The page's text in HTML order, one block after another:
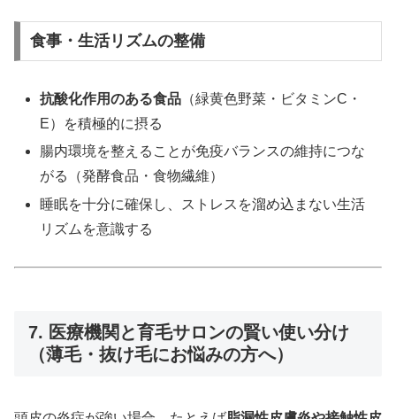
食事・生活リズムの整備
抗酸化作用のある食品 （緑黄色野菜・ビタミンC・
E）を積極的に摂る
腸内環境を整えることが免疫バランスの維持につな
がる（発酵食品・食物繊維）
睡眠を十分に確保し、ストレスを溜め込まない生活
リズムを意識する
7. 医療機関と育毛サロンの賢い使い分け
（薄毛・抜け毛にお悩みの方へ）